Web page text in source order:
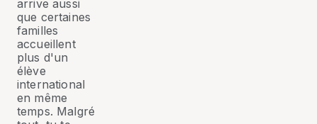
arrive aussi
que certaines
familles
accueillent
plus d'un
élève
international
en même
temps. Malgré